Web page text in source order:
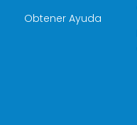
Obtener Ayuda